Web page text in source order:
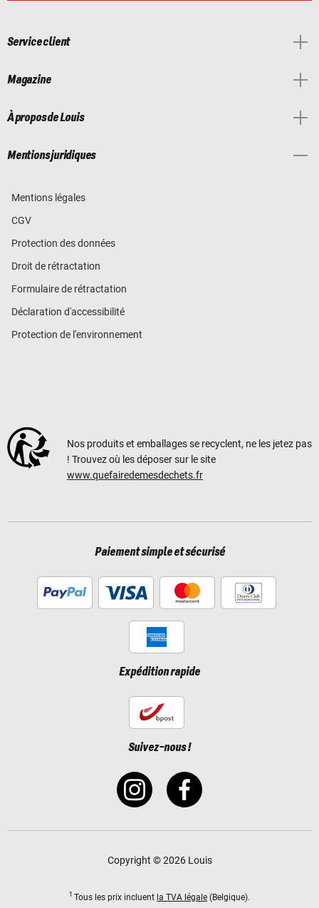
Service client
Magazine
À propos de Louis
Mentions juridiques
Mentions légales
CGV
Protection des données
Droit de rétractation
Formulaire de rétractation
Déclaration d'accessibilité
Protection de l'environnement
Nos produits et emballages se recyclent, ne les jetez pas
! Trouvez où les déposer sur le site
www.quefairedemesdechets.fr
Paiement simple et sécurisé
Expédition rapide
Suivez-nous !
Copyright © 2026 Louis
1 Tous les prix incluent la TVA légale (Belgique).